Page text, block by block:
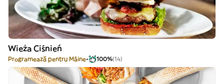
Wieża Ciśnień
Programează pentru Mâine 100%(14)